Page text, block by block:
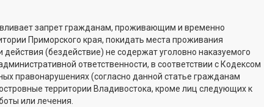
запрет гражданам, проживающим и временно
Приморского края, покидать места проживания
действия (бездействие) не содержат уголовно наказуемого
ответственности, в соответствии с Кодексом
правонарушениях (согласно данной статье гражданам
территории Владивостока, кроме лиц следующих к
или лечения.